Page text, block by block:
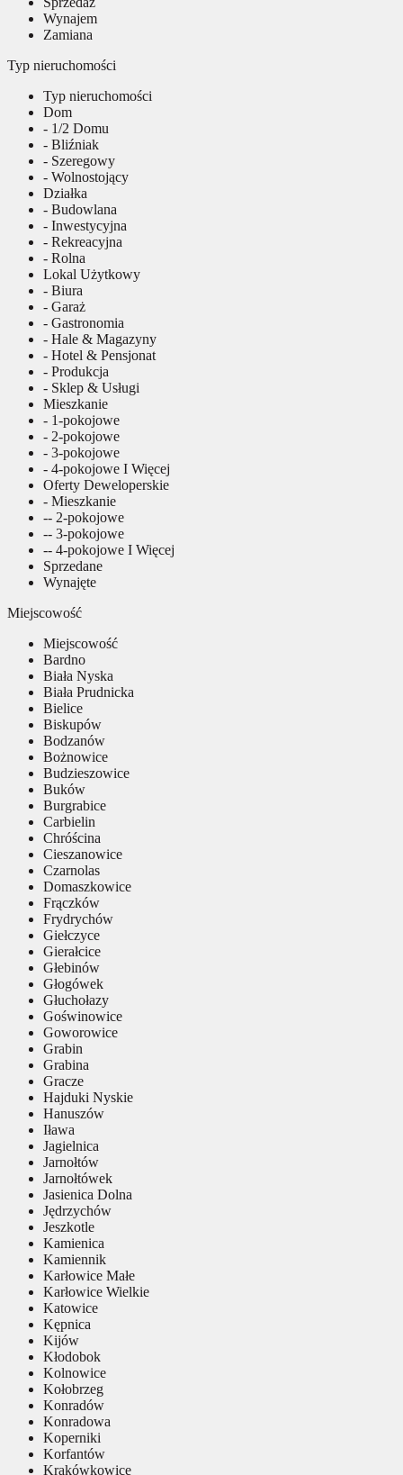
Wynajem
Zamiana
Typ nieruchomości
Typ nieruchomości
Dom
- 1/2 Domu
- Bliźniak
- Szeregowy
- Wolnostojący
Działka
- Budowlana
- Inwestycyjna
- Rekreacyjna
- Rolna
Lokal Użytkowy
- Biura
- Garaż
- Gastronomia
- Hale & Magazyny
- Hotel & Pensjonat
- Produkcja
- Sklep & Usługi
Mieszkanie
- 1-pokojowe
- 2-pokojowe
- 3-pokojowe
- 4-pokojowe I Więcej
Oferty Deweloperskie
- Mieszkanie
-- 2-pokojowe
-- 3-pokojowe
-- 4-pokojowe I Więcej
Sprzedane
Wynajęte
Miejscowość
Miejscowość
Bardno
Biała Nyska
Biała Prudnicka
Bielice
Biskupów
Bodzanów
Bożnowice
Budzieszowice
Buków
Burgrabice
Carbielin
Chróścina
Cieszanowice
Czarnolas
Domaszkowice
Frączków
Frydrychów
Giełczyce
Gierałcice
Głebinów
Głogówek
Głuchołazy
Goświnowice
Goworowice
Grabin
Grabina
Gracze
Hajduki Nyskie
Hanuszów
Iława
Jagielnica
Jarnołtów
Jarnołtówek
Jasienica Dolna
Jędrzychów
Jeszkotle
Kamienica
Kamiennik
Karłowice Małe
Karłowice Wielkie
Katowice
Kępnica
Kijów
Kłodobok
Kolnowice
Kołobrzeg
Konradów
Konradowa
Koperniki
Korfantów
Krakówkowice